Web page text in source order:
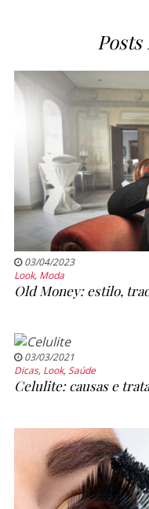
03/04/2023
Look, Moda
Old Money: estilo,
03/03/2021
Dicas, Look,Saúde
Celulite: causas e